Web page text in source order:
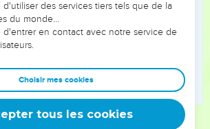
כִּֽי־אַתָּה֩ יְהוָ֨ה צְבָא֜וֹת אֱלֹהֵ֣י יִשְׂרָאֵ֗ל
בַּ֖יִת אֶבְנֶה־לָּ֑ךְ עַל־כֵּ֗ן מָצָ֤א עַבְדְּךָ֙
וְעַתָּ֗ה הוֹאֵל֙ וּבָרֵךְ֙ אֶת־בֵּ֣ית עַבְדְּךָ֔ לִהְי֥וֹת
אֲדֹנָ֤י יְהוִה֙ דִּבַּ֔רְתָּ וּמִבִּרְכָ֣תְךָ֔
d'utiliser des services tiers tels que de la
du monde…
d'entrer en contact avec notre service de
Choisir mes cookies
tous les cookies